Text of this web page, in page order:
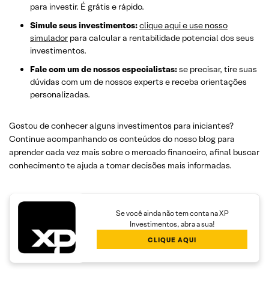
para investir. É grátis e rápido.
Simule seus investimentos:clique aqui e use nosso
simulador para calcular a rentabilidade potencial dos seus
investimentos.
Fale com um de nossos especialistas:se precisar, tire suas
dúvidas com um de nossos experts e receba orientações
personalizadas.
Gostou de conhecer alguns investimentos para iniciantes?
Continue acompanhando os conteúdos do nosso blog para
aprender cada vez mais sobre o mercado financeiro, afinal buscar
conhecimento te ajuda a tomar decisões mais informadas.
Se você ainda não tem conta na XP
Investimentos, abra a sua!
CLIQUE AQUI